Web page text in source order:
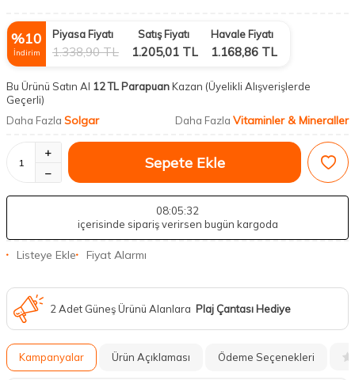
%10
İndirim
Piyasa Fiyatı
1.338,90TL
Satış Fiyatı
1.205,01 TL
Havale Fiyatı
1.168,86 TL
Bu Ürünü Satın Al 12 TL ParapuanKazan (Üyelikli Alışverişlerde
Geçerli)
Daha Fazla Solgar Daha Fazla Vitaminler & Mineraller
Sepete Ekle
08:05:31
içerisinde sipariş verirsen bugün kargoda
Listeye Ekle Fiyat Alarmı
2 Adet Güneş Ürünü Alanlara Plaj Çantası Hediye
Kampanyalar Ürün Açıklaması Ödeme Seçenekleri